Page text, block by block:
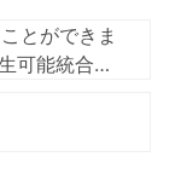
とができま
可能統合の